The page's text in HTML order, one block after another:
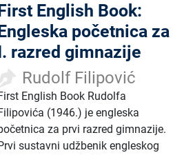
English Book:
početnica za
razred gimnazije
Rudolf Filipović
English Book Rudolfa
(1946.) je engleska
za prvi razred gimnazije.
sustavni udžbenik engleskog